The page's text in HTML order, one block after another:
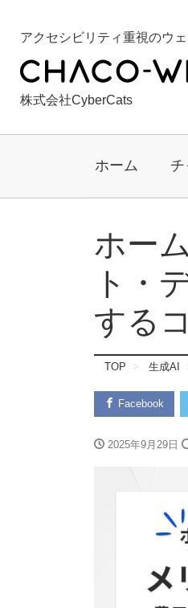
アクセシビリティ重視のウ
株式会社CyberCats
ホーム
ホー
ト・
する
TOP 生成AI
Facebook
2025年9月29日